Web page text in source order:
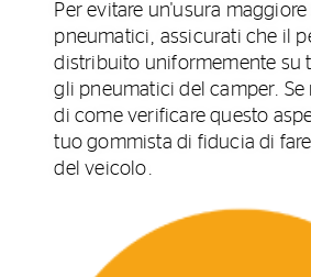
Per evitare un'usura
pneumatici, assicurati che il
distribuito uniformemente su
gli pneumatici del camper. Se
di come verificare questo
tuo gommista di fiducia di
del veicolo.